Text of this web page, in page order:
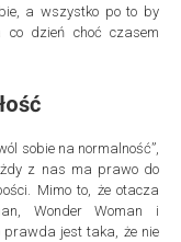
a wszystko po to by
co dzień choć czasem
sobie na normalność”,
z nas ma prawo do
Mimo to, że otacza
Wonder Woman i
prawda jest taka, że nie